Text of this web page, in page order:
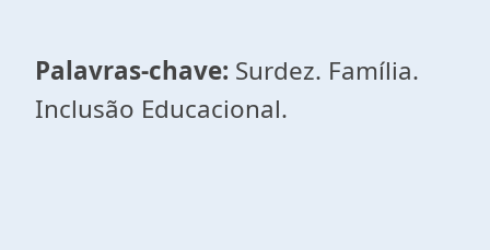
Palavras-chave: Surdez. Família.
Inclusão Educacional.